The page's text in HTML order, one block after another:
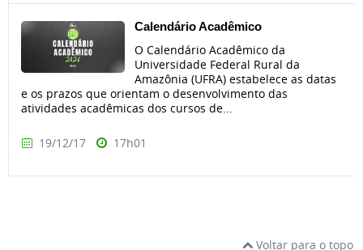
Calendário Acadêmico
O Calendário Acadêmico da
Universidade Federal Rural da
Amazônia (UFRA) estabelece as datas
e os prazos que orientam o desenvolvimento das
atividades acadêmicas dos cursos de...
19/12/17 17h01
Voltar para o topo